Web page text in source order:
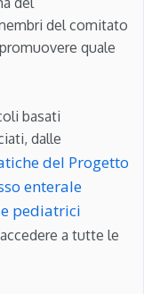
del comitato
quale
basati
dalle
del Progetto
enterale
pediatrici
a tutte le